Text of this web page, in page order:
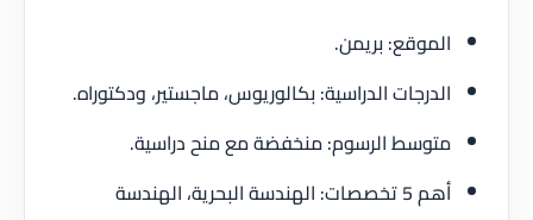
الموقع: بريمن.
الدرجات الدراسية: بكالوريوس، ماجستير، ودكتوراه.
متوسط الرسوم: منخفضة مع منح دراسية.
أهم 5 تخصصات: الهندسة البحرية، الهندسة